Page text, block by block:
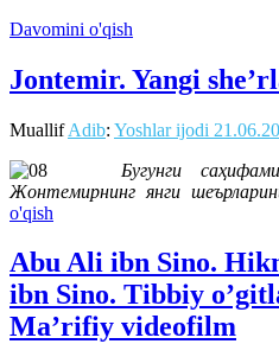
Davomini o'qish
Jontemir. Yangi
MuallifAdib: Yoshlar ijodi
Бугунги
Жонтемирнинг янги
o'qish
Abu Ali ibn Sino.
ibn Sino. Tibbiy
Ma’rifiy videofilm